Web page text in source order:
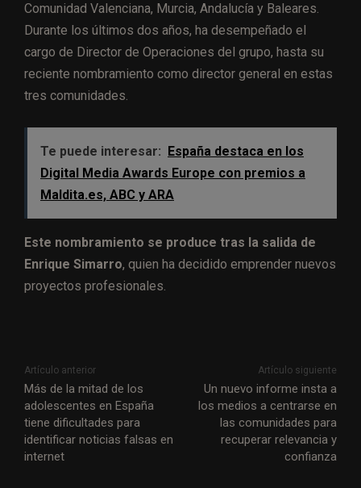
Comunidad Valenciana, Murcia, Andalucía y Baleares.
Durante los últimos dos años, ha desempeñado el
cargo de Director de Operaciones del grupo, hasta su
reciente nombramiento como director general en estas
tres comunidades.
Te puede interesar: España destaca en los
Digital Media Awards Europe con premios a
Maldita.es, ABC y ARA
Este nombramiento se produce tras la salida de
Enrique Simarro, quien ha decidido emprender nuevos
proyectos profesionales.
Artículo anterior
Más de la mitad de los
adolescentes en España
tiene dificultades para
identificar noticias falsas en
internet
Artículo siguiente
Un nuevo informe insta a
los medios a centrarse en
las comunidades para
recuperar relevancia y
confianza